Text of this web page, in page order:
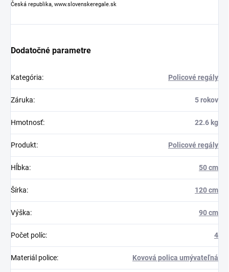
Česká republika, www.slovenskeregale.sk
Dodatočné parametre
Kategória: Policové regály
Záruka: 5 rokov
Hmotnosť: 22.6 kg
Produkt: Policové regály
Hĺbka: 50 cm
Šírka: 120 cm
Výška: 90 cm
Počet políc: 4
Materiál police: Kovová polica umývateľná